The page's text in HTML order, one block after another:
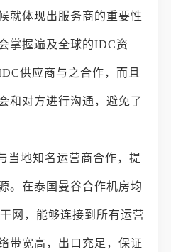
就体现出服务商的重要性
掌握遍及全球的IDC资
供应商与之合作，而且
和对方进行沟通，避免了
当地知名运营商合作，提
。在泰国曼谷合作机房均
网，能够连接到所有运营
带宽高，出口充足，保证